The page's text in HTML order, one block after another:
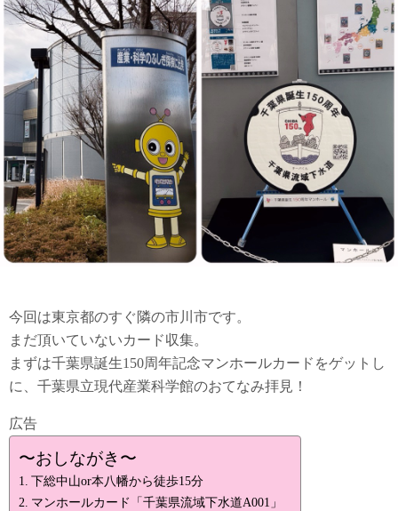
今回は東京都のすぐ隣の市川市です。
まだ頂いていないカード収集。
まずは千葉県誕生150周年記念マンホールカードをゲットし
に、千葉県立現代産業科学館のおてなみ拝見！
広告
〜おしながき〜
下総中山or本八幡から徒歩15分
マンホールカード「千葉県流域下水道A001」